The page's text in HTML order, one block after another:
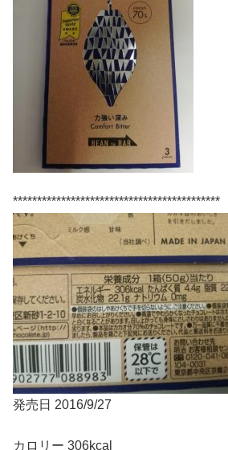
*******************************************
発売日 2016/9/27
カロリー 306kcal